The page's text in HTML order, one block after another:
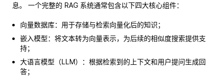
息。 一个完整的 RAG 系统通常包含以下四大核心组件：
向量数据库：用于存储与检索向量化后的知识；
嵌入模型：将文本转为向量表示，为后续的相似度搜索提供支
持；
大语言模型（LLM）：根据检索到的上下文和用户提问生成回
答；